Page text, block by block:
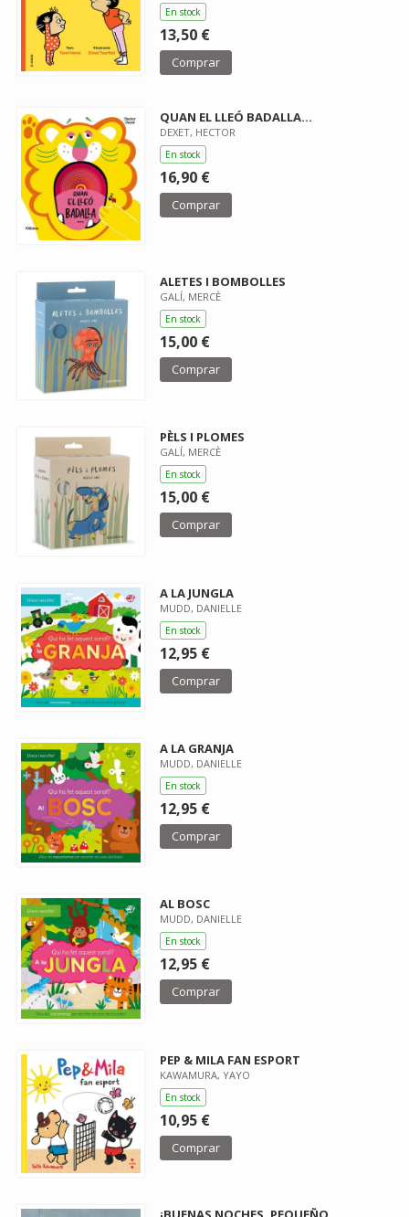
En stock
13,50 €
Comprar
QUAN EL LLEÓ BADALLA…
DEXET, HECTOR
En stock
16,90 €
Comprar
ALETES I BOMBOLLES
GALÍ, MERCÈ
En stock
15,00 €
Comprar
PÈLS I PLOMES
GALÍ, MERCÈ
En stock
15,00 €
Comprar
A LA JUNGLA
MUDD, DANIELLE
En stock
12,95 €
Comprar
A LA GRANJA
MUDD, DANIELLE
En stock
12,95 €
Comprar
AL BOSC
MUDD, DANIELLE
En stock
12,95 €
Comprar
PEP & MILA FAN ESPORT
KAWAMURA, YAYO
En stock
10,95 €
Comprar